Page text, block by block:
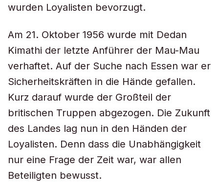
wurden Loyalisten bevorzugt.
Am 21. Oktober 1956 wurde mit Dedan
Kimathi der letzte Anführer der Mau-Mau
verhaftet. Auf der Suche nach Essen war er
Sicherheitskräften in die Hände gefallen.
Kurz darauf wurde der Großteil der
britischen Truppen abgezogen. Die Zukunft
des Landes lag nun in den Händen der
Loyalisten. Denn dass die Unabhängigkeit
nur eine Frage der Zeit war, war allen
Beteiligten bewusst.